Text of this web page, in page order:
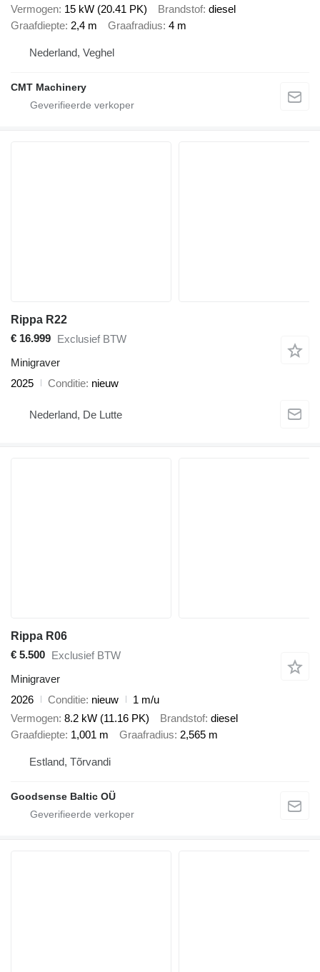
Vermogen 15 kW (20.41 PK) Brandstof diesel
Graafdiepte 2,4 m Graafradius 4 m
Nederland, Veghel
CMT Machinery
Rippa R22
€ 16.999 Exclusief BTW
Minigraver
2025
Conditie nieuw
Nederland, De Lutte
Rippa R06
€ 5.500 Exclusief BTW
Minigraver
2026
Conditie nieuw
1 m/u
Vermogen 8.2 kW (11.16 PK) Brandstof diesel
Graafdiepte 1,001 m Graafradius 2,565 m
Estland, Tõrvandi
Goodsense Baltic OÜ